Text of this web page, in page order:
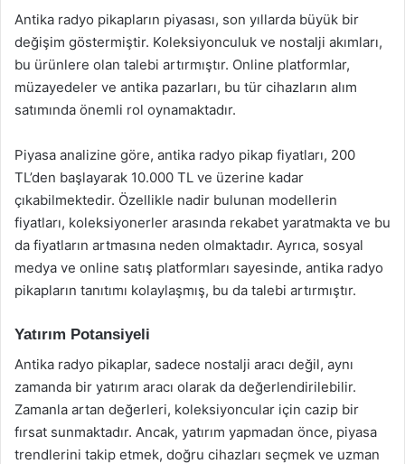
Antika radyo pikapların piyasası, son yıllarda büyük bir
değişim göstermiştir. Koleksiyonculuk ve nostalji akımları,
bu ürünlere olan talebi artırmıştır. Online platformlar,
müzayedeler ve antika pazarları, bu tür cihazların alım
satımında önemli rol oynamaktadır.
Piyasa analizine göre, antika radyo pikap fiyatları, 200
TL’den başlayarak 10.000 TL ve üzerine kadar
çıkabilmektedir. Özellikle nadir bulunan modellerin
fiyatları, koleksiyonerler arasında rekabet yaratmakta ve bu
da fiyatların artmasına neden olmaktadır. Ayrıca, sosyal
medya ve online satış platformları sayesinde, antika radyo
pikapların tanıtımı kolaylaşmış, bu da talebi artırmıştır.
Yatırım Potansiyeli
Antika radyo pikaplar, sadece nostalji aracı değil, aynı
zamanda bir yatırım aracı olarak da değerlendirilebilir.
Zamanla artan değerleri, koleksiyoncular için cazip bir
fırsat sunmaktadır. Ancak, yatırım yapmadan önce, piyasa
trendlerini takip etmek, doğru cihazları seçmek ve uzman